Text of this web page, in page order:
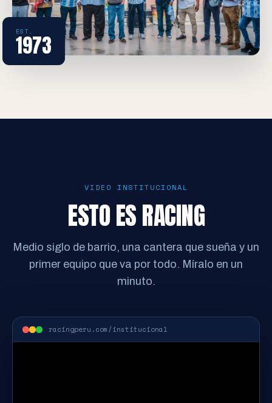
EST.
1973
VIDEO INSTITUCIONAL
ESTO ES RACING
Medio siglo de barrio, una cantera que sueña y un
primer equipo que va por todo. Míralo en un
minuto.
racingperu.com/institucional